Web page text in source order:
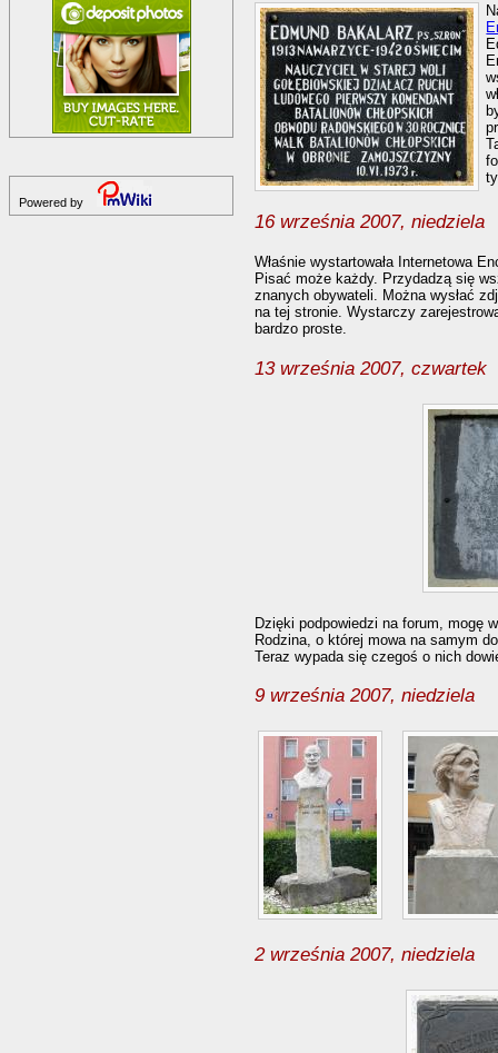
Powered by
16 września 2007, niedziela
Właśnie wystartowała Internetowa
Pisać może każdy. Przydadzą się
znanych obywateli. Można wysłać
na tej stronie. Wystarczy
bardzo proste.
13 września 2007, czwartek
Dzięki podpowiedzi na forum, mogę
Rodzina, o której mowa na samym
Teraz wypada się czegoś o nich
9 września 2007, niedziela
2 września 2007, niedziela